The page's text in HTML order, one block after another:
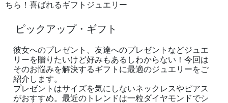
ちら！喜ばれるギフトジュエリー
ピックアップ・ギフト
彼女へのプレゼント、友達へのプレゼントなどジュエ
リーを贈りたいけど好みもあるしわからない！今回は
そのお悩みを解決するギフトに最適のジュエリーをご
紹介します。
プレゼントはサイズを気にしないネックレスやピアス
がおすすめ。最近のトレンドは一粒ダイヤモンドでシ